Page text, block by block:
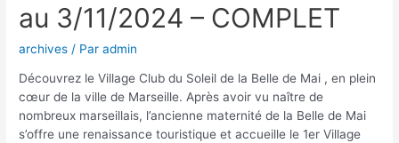
au 3/11/2024 – COMPLET
archives / Paradmin
Découvrez le Village Club du Soleil de la Belle de Mai , en plein
cœur de la ville de Marseille. Après avoir vu naître de
nombreux marseillais, l’ancienne maternité de la Belle de Mai
s’offre une renaissance touristique et accueille le 1er Village